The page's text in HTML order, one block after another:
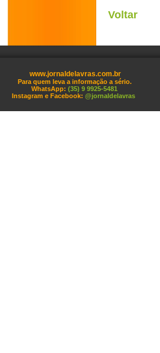
Voltar
www.jornaldelavras.com.br
Para quem leva a informação a sério.
WhatsApp: (35) 9 9925-5481
Instagram e Facebook: @jornaldelavras